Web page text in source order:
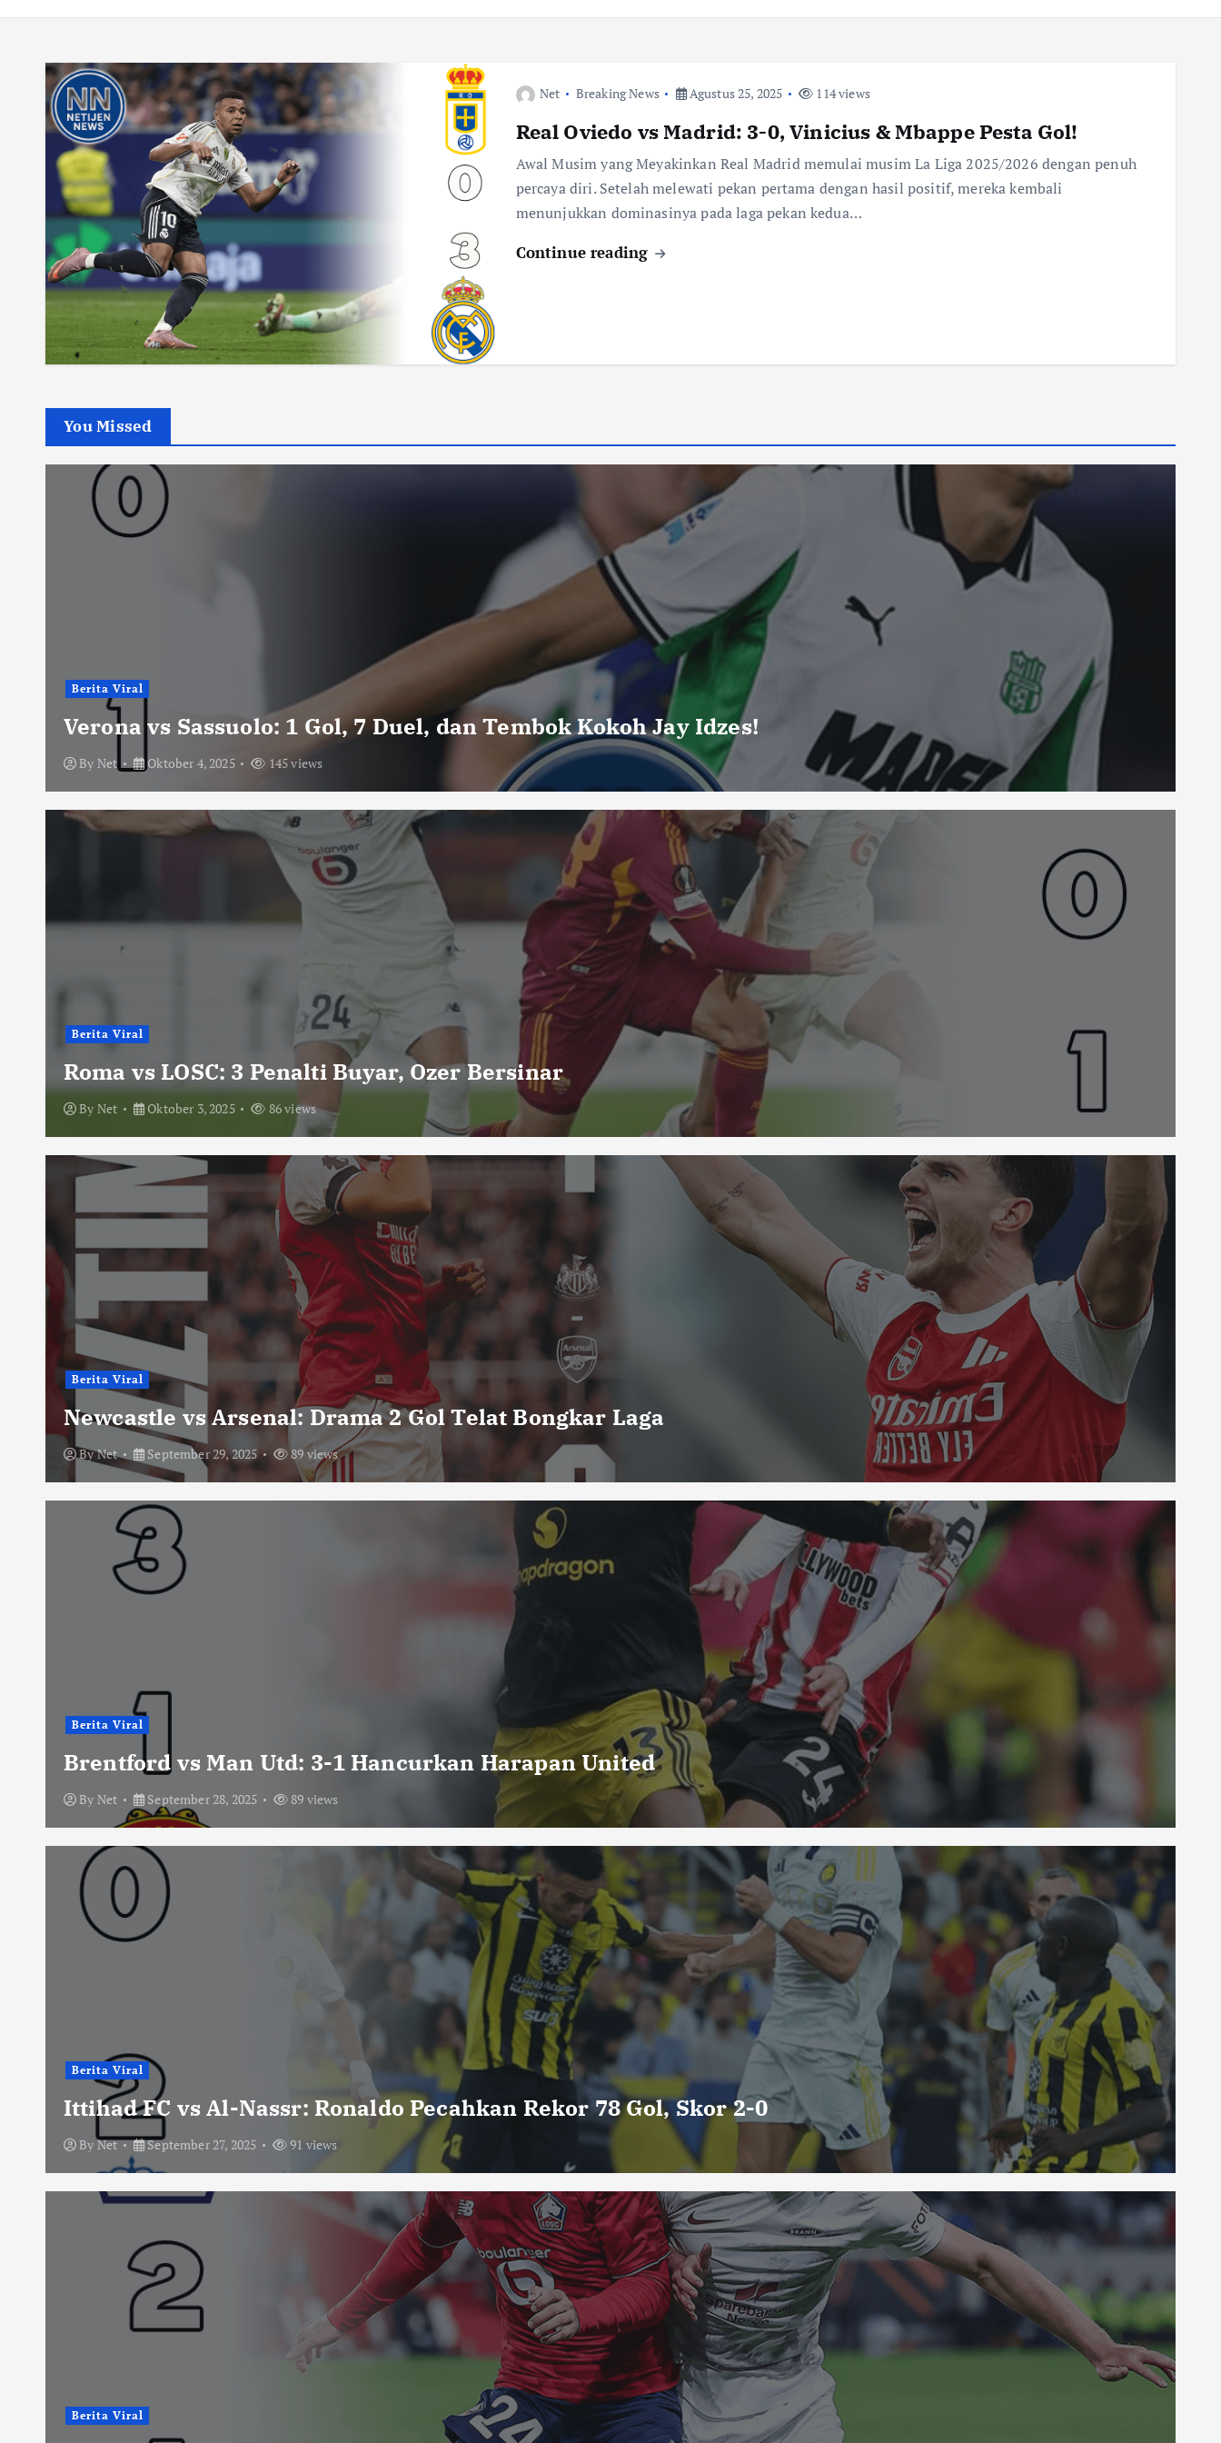
Net Breaking News Agustus 25, 2025 114 views
Real Oviedo vs Madrid: 3-0, Vinicius & Mbappe Pesta Gol!
Awal Musim yang Meyakinkan Real Madrid memulai musim La Liga 2025/2026 dengan penuh
percaya diri. Setelah melewati pekan pertama dengan hasil positif, mereka kembali
menunjukkan dominasinya pada laga pekan kedua…
Continue reading
You Missed
Berita Viral
Verona vs Sassuolo: 1 Gol, 7 Duel, dan Tembok Kokoh Jay Idzes!
By Net Oktober 4, 2025 145 views
Berita Viral
Roma vs LOSC: 3 Penalti Buyar, Ozer Bersinar
By Net Oktober 3, 2025 86 views
Berita Viral
Newcastle vs Arsenal: Drama 2 Gol Telat Bongkar Laga
ByNet September 29, 2025 89 views
Berita Viral
Brentford vs Man Utd: 3-1 Hancurkan Harapan United
By Net September 28, 2025 89 views
Berita Viral
Ittihad FC vs Al-Nassr: Ronaldo Pecahkan Rekor 78 Gol, Skor 2-0
ByNet September 27, 2025 91 views
Berita Viral